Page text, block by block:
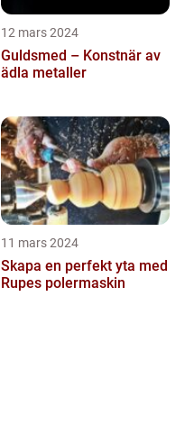
12 mars 2024
Guldsmed – Konstnär av
ädla metaller
11 mars 2024
Skapa en perfekt yta med
Rupes polermaskin